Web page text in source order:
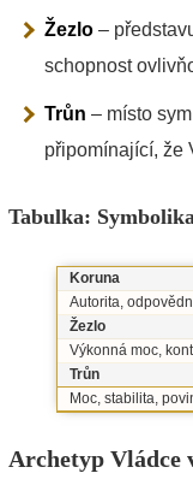
Žezlo –
schopnost
Trůn – místo
připomínající, že
Tabulka:
Koruna
Autorita,
Žezlo
Výkonná moc,
Trůn
Moc, stabilita,
Archetyp Vládce